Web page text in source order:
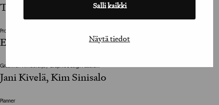
Salli kaikki
Näytä tiedot
Tommy Mäkinen, Tommi Laiho
Projektijohtaja / Project Manager
Elina Raitis, Tommy Mäkinen
Graafinen viimeistelijä / Graphic Design Assistant
Jani Kivelä, Kim Sinisalo
Planner